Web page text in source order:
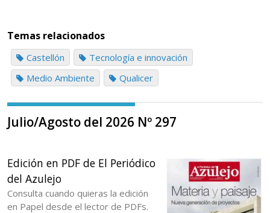
Temas relacionados
Castellón
Tecnología e innovación
Medio Ambiente
Qualicer
Julio/Agosto del 2026 Nº 297
Edición en PDF de El Periódico
del Azulejo
Consulta cuando quieras la edición
en Papel desde el lector de PDFs.